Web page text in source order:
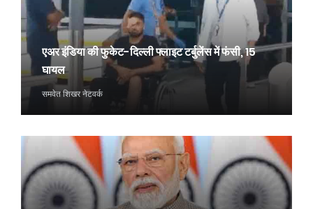
एअर इंडिया की फुकेट-दिल्ली फ्लाइट टर्बुलेंस में फंसी, 15
घायल
समवेत शिखर नेटवर्क